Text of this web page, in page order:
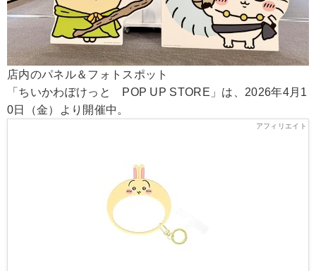
店内のパネル＆フォトスポット
「ちいかわぽけっと POP UP STORE」は、2026年4月1
0日（金）より開催中。